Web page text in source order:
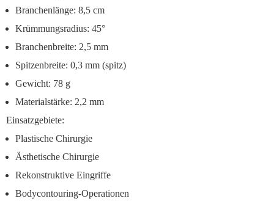
Branchenlänge: 8,5 cm
Krümmungsradius: 45°
Branchenbreite: 2,5 mm
Spitzenbreite: 0,3 mm (spitz)
Gewicht: 78 g
Materialstärke: 2,2 mm
Einsatzgebiete:
Plastische Chirurgie
Ästhetische Chirurgie
Rekonstruktive Eingriffe
Bodycontouring-Operationen